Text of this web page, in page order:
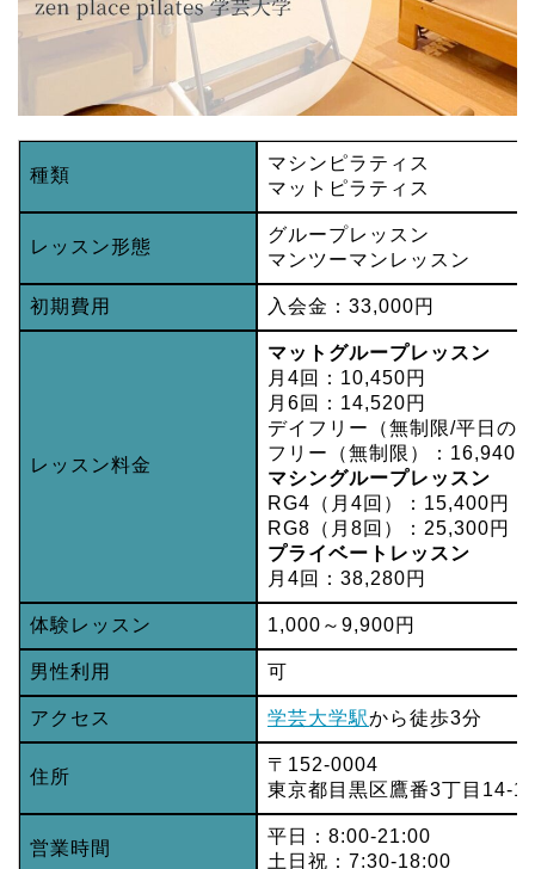
種類
マシンピラティス
マットピラティス
レッスン形態
グループレッスン
マンツーマンレッスン
初期費用 入会金：33,000円
レッスン料金
マットグループレッスン
月4回：10,450円
月6回：14,520円
デイフリー（無制限/平日の
フリー（無制限）：16,940円
マシングループレッスン
RG4（月4回）：15,400円
RG8（月8回）：25,300円
プライベートレッスン
月4回：38,280円
体験レッスン 1,000～9,900円
男性利用 可
アクセス 学芸大学駅から徒歩3分
住所
〒152-0004
東京都目黒区鷹番3丁目14-
営業時間
平日：8:00-21:00
土日祝：7:30-18:00